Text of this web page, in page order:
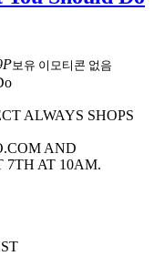
보유 이모티콘 없음
ALWAYS SHOPS
AND
7TH AT 10AM.